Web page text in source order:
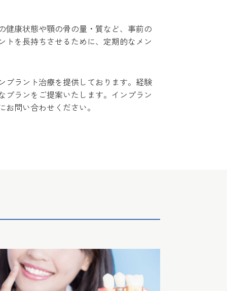
健康状態や顎の骨の量・質など、事前の
を長持ちさせるために、定期的なメン
プラント治療を提供しております。経験
ランをご提案いたします。インプラン
問い合わせください。